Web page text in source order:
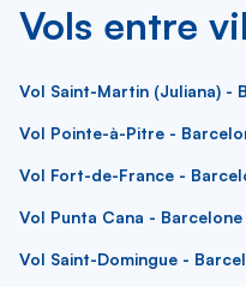
Vols entre
Vol Saint-Martin (Juliana) -
Vol Pointe-à-Pitre -
Vol Fort-de-France -
Vol Punta Cana - Barcelone
Vol Saint-Domingue -